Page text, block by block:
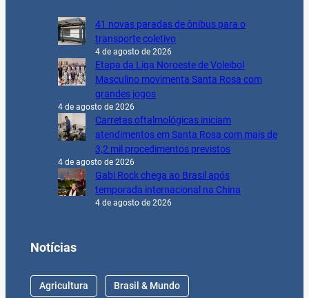
41 novas paradas de ônibus para o
transporte coletivo
4 de agosto de 2026
Etapa da Liga Noroeste de Voleibol
Masculino movimenta Santa Rosa com
grandes jogos
4 de agosto de 2026
Carretas oftalmológicas iniciam
atendimentos em Santa Rosa com mais de
3,2 mil procedimentos previstos
4 de agosto de 2026
Gabi Rock chega ao Brasil após
temporada internacional na China
4 de agosto de 2026
Notícias
Agricultura Brasil & Mundo